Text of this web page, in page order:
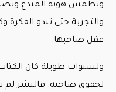
وتطمس هوية المبدع
والتجربة حتى تبدو
عقل صاحبها.
ولسنوات طويلة كان
لحقوق صاحبه. فالنشر لم